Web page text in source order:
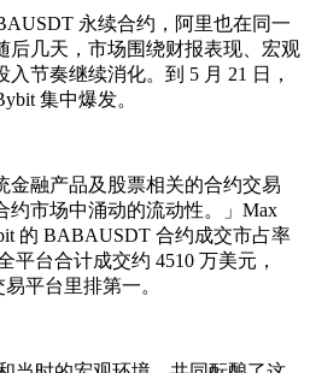
永续合约，阿里也在同一
后几天，市场围绕财报表现、宏观
节奏继续消化。到 5 月 21 日，
集中爆发。
金融产品及股票相关的合约交易
约市场中涌动的流动性。」Max
的 BABAUSDT 合约成交市占率
平台合计成交约 4510 万美元，
平台里排第一。